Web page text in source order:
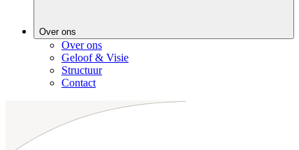
Over ons
Over ons
Geloof & Visie
Structuur
Contact